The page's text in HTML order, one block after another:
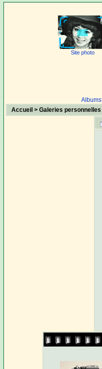
Site photo
Albums
Accueil >Galeries personnelles